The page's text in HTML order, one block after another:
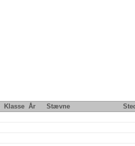
Klasse År Stævne